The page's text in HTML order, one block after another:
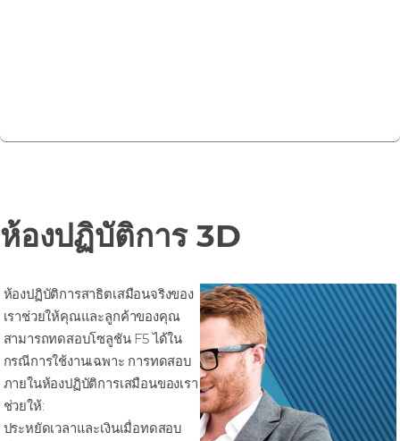
ห้องปฏิบัติการ 3D
ห้องปฏิบัติการสาธิตเสมือนจริงของ
เราช่วยให้คุณและลูกค้าของคุณ
สามารถทดสอบโซลูชัน F5 ได้ใน
กรณีการใช้งานเฉพาะ การทดสอบ
ภายในห้องปฏิบัติการเสมือนของเรา
ช่วยให้:
ประหยัดเวลาและเงินเมื่อทดสอบ